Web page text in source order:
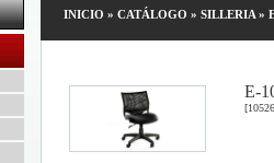
INICIO » CATÁLOGO » SILLERIA »
E-